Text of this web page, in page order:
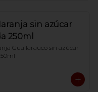
sin azúcar
250ml
Guallarauco sin azúcar